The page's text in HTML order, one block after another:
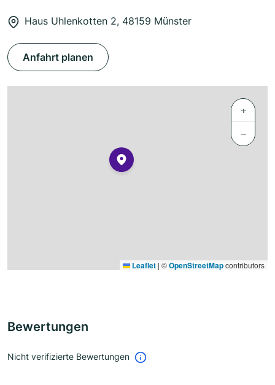
Haus Uhlenkotten 2, 48159 Münster
Anfahrt planen
+
−
Leaflet | ©OpenStreetMapcontributors
Bewertungen
Nicht verifizierte Bewertungen